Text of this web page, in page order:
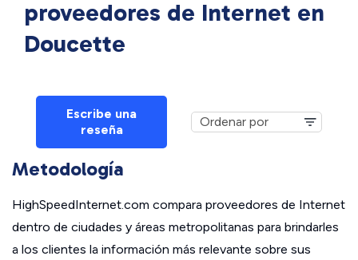
proveedores de Internet en
Doucette
Escribe una
reseña
Metodología
HighSpeedInternet.com compara proveedores de Internet
dentro de ciudades y áreas metropolitanas para brindarles
a los clientes la información más relevante sobre sus